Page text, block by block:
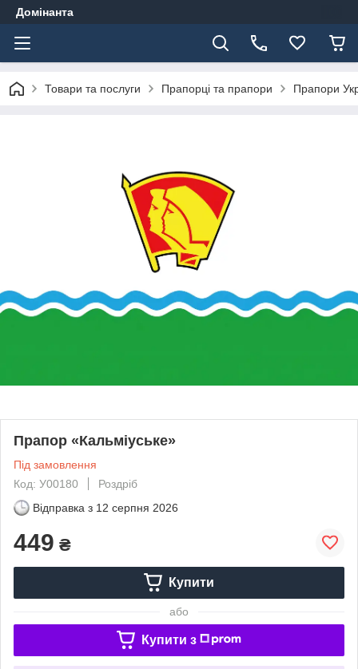
Домінанта
Товари та послуги Прапорці та прапори Прапори
Прапор «Кальміуське»
Під замовлення
Код: У00180
Роздріб
Відправка з 12 серпня 2026
449 ₴
Купити
або
Купити з